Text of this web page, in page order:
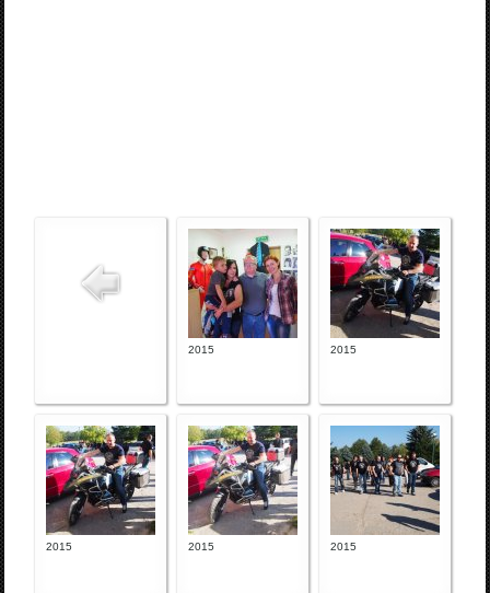
2015 2015
2015 2015 2015